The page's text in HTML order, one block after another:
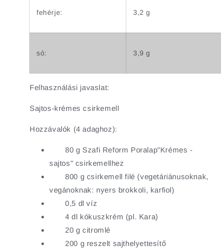
fehérje: 3,2 g
só: 3,9 g
Felhasználási javaslat:
Sajtos-krémes csirkemell
Hozzávalók (4 adaghoz):
80 g Szafi Reform Poralap"Krémes -
sajtos" csirkemellhez
800 g csirkemell filé (vegetáriánusoknak,
vegánoknak: nyers brokkoli, karfiol)
0,5 dl víz
4 dl kókuszkrém (pl. Kara)
20 g citromlé
200 g reszelt sajthelyettesítő